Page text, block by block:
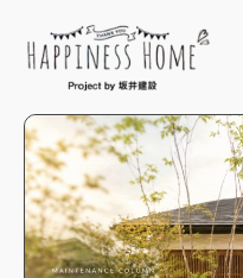
ホーム
イベント